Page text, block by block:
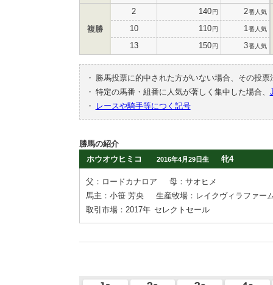
複勝
2 140円 2番人気
10 110円 1 番人気
13 150円 3番人気
・
勝馬投票に的中された方がいない場合、その投
・ 特定の馬番・組番に人気が著しく集中した場合、
・
レースや騎手等につく記号
勝馬の紹介
ホウオウヒミコ
2016年4月29日生 牝4
父：ロードカナロア
母：サオヒメ
馬主：小笹 芳央
生産牧場：レイクヴィラファー
取引市場：2017年 セレクトセール